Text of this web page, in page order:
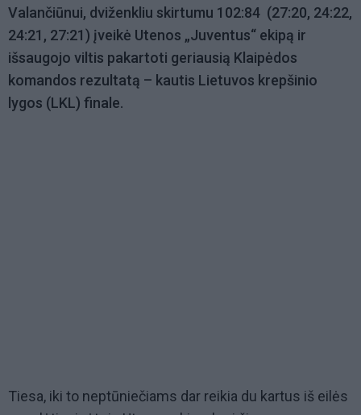
Valančiūnui, dviženkliu skirtumu 102:84 (27:20, 24:22,
24:21, 27:21) įveikė Utenos „Juventus“ ekipą ir
išsaugojo viltis pakartoti geriausią Klaipėdos
komandos rezultatą – kautis Lietuvos krepšinio
lygos (LKL) finale.
Tiesa, iki to neptūniečiams dar reikia du kartus iš eilės